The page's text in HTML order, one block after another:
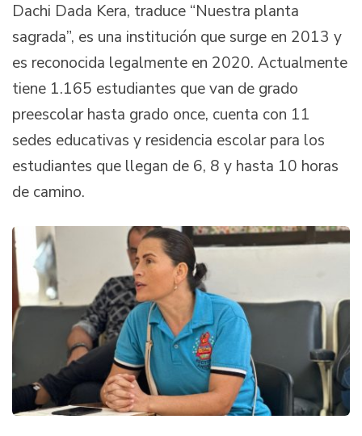
Dachi Dada Kera, traduce “Nuestra planta
sagrada”, es una institución que surge en 2013 y
es reconocida legalmente en 2020. Actualmente
tiene 1.165 estudiantes que van de grado
preescolar hasta grado once, cuenta con 11
sedes educativas y residencia escolar para los
estudiantes que llegan de 6, 8 y hasta 10 horas
de camino.